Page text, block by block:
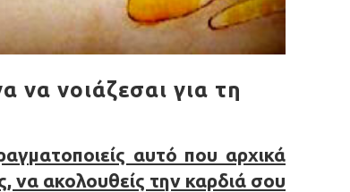
να νοιάζεσαι για τη
αυτό που αρχικά
να ακολουθείς την καρδιά σου